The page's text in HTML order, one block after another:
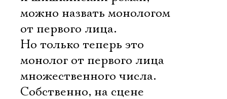
можно назвать монологом
от первого лица.
Но только теперь это
монолог от первого лица
множественного числа.
Собственно, на сцене